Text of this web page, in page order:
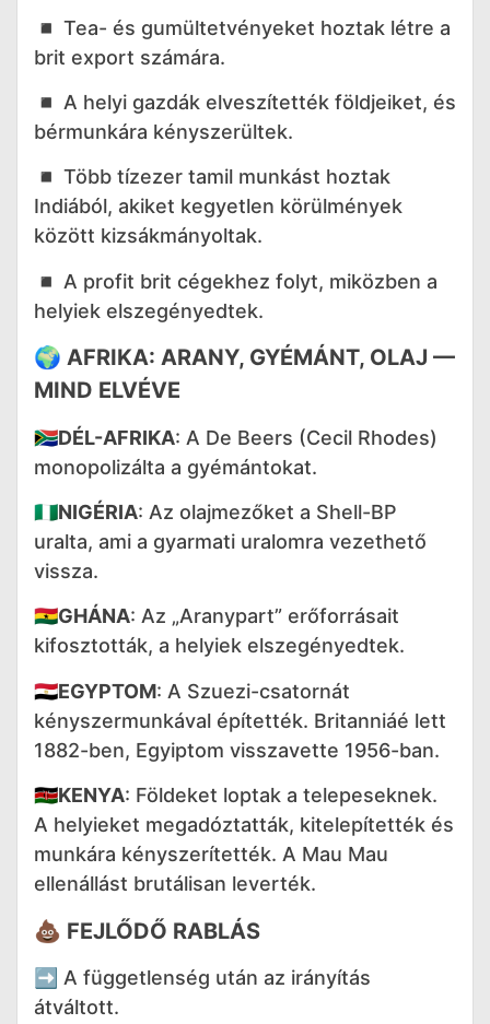
◾️ Tea- és gumültetvényeket hoztak létre a
brit export számára.
◾️ A helyi gazdák elveszítették földjeiket, és
bérmunkára kényszerültek.
◾️ Több tízezer tamil munkást hoztak
Indiából, akiket kegyetlen körülmények
között kizsákmányoltak.
◾️ A profit brit cégekhez folyt, miközben a
helyiek elszegényedtek.
🌍 AFRIKA: ARANY, GYÉMÁNT, OLAJ —
MIND ELVÉVE
🇿🇦DÉL-AFRIKA: A De Beers (Cecil Rhodes)
monopolizálta a gyémántokat.
🇳🇬NIGÉRIA: Az olajmezőket a Shell-BP
uralta, ami a gyarmati uralomra vezethető
vissza.
🇬🇭GHÁNA: Az „Aranypart” erőforrásait
kifosztották, a helyiek elszegényedtek.
🇪🇬EGYPTOM: A Szuezi-csatornát
kényszermunkával építették. Britanniáé lett
1882-ben, Egyiptom visszavette 1956-ban.
🇰🇪KENYA: Földeket loptak a telepeseknek.
A helyieket megadóztatták, kitelepítették és
munkára kényszerítették. A Mau Mau
ellenállást brutálisan leverték.
💩 FEJLŐDŐ RABLÁS
➡️ A függetlenség után az irányítás
átváltott.